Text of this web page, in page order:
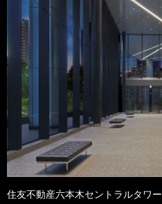
住友不動産六本木セントラルタワー